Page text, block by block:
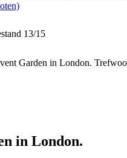
13/15
in London.